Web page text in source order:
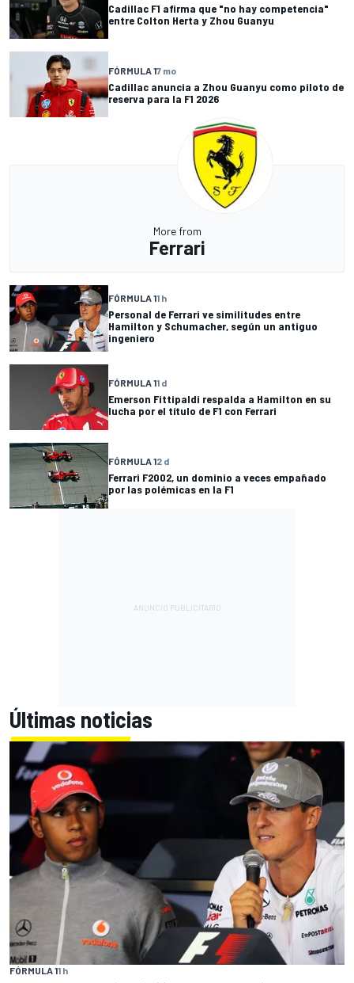
Cadillac F1 afirma que "no hay competencia"
entre Colton Herta y Zhou Guanyu
FÓRMULA 17 mo
Cadillac anuncia a Zhou Guanyu como piloto de
reserva para la F1 2026
More from
Ferrari
FÓRMULA 11 h
Personal de Ferrari ve similitudes entre
Hamilton y Schumacher, según un antiguo
ingeniero
FÓRMULA 11 d
Emerson Fittipaldi respalda a Hamilton en su
lucha por el título de F1 con Ferrari
FÓRMULA 12 d
Ferrari F2002, un dominio a veces empañado
por las polémicas en la F1
Últimas noticias
FÓRMULA 11 h